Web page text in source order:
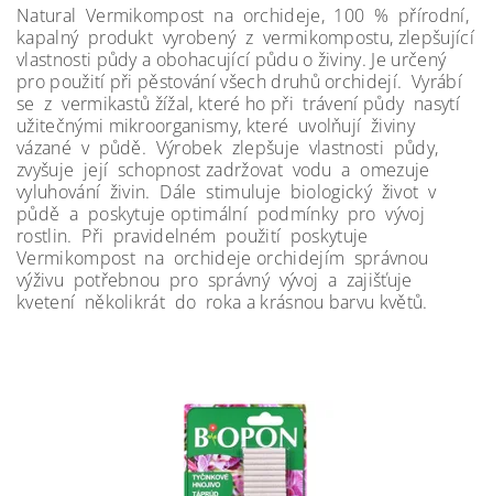
Natural Vermikompost na orchideje, 100 % přírodní,
kapalný produkt vyrobený z vermikompostu, zlepšující
vlastnosti půdy a obohacující půdu o živiny. Je určený
pro použití při pěstování všech druhů orchidejí. Vyrábí
se z vermikastů žížal, které ho při trávení půdy nasytí
užitečnými mikroorganismy, které uvolňují živiny
vázané v půdě. Výrobek zlepšuje vlastnosti půdy,
zvyšuje její schopnost zadržovat vodu a omezuje
vyluhování živin. Dále stimuluje biologický život v
půdě a poskytuje optimální podmínky pro vývoj
rostlin. Při pravidelném použití poskytuje
Vermikompost na orchideje orchidejím správnou
výživu potřebnou pro správný vývoj a zajišťuje
kvetení několikrát do roka a krásnou barvu květů.